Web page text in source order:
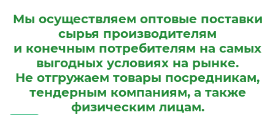
Мы осуществляем оптовые поставки
сырья производителям
и конечным потребителям на самых
выгодных условиях на рынке.
Не отгружаем товары посредникам,
тендерным компаниям, а также
физическим лицам.